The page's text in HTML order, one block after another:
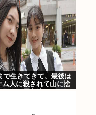
で生きてきて、最後は
ム人に殺されて山に捨